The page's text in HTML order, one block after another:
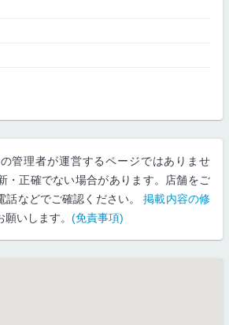
管理者が運営するページではありませ
・正確でない場合があります。店舗をご
話などでご確認ください。掲載内容の修
願いします。 (免責事項)